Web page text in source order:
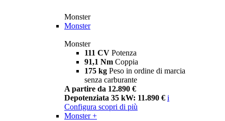
Monster
Monster
Monster
111 CV Potenza
91,1 Nm Coppia
175 kg Peso in ordine di marcia
senza carburante
A partire da 12.890 €
Depotenziata 35 kW: 11.890 € i
Configura scopri di più
Monster +